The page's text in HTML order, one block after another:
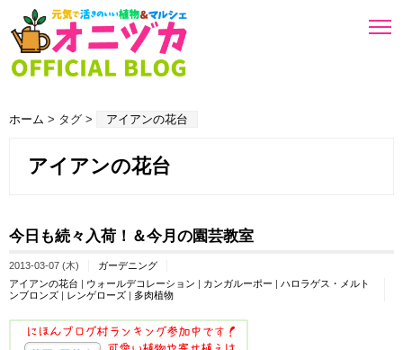
ホーム > タグ > アイアンの花台
アイアンの花台
今日も続々入荷！＆今月の園芸教室
2013-03-07 (木)
ガーデニング
アイアンの花台 | ウォールデコレーション | カンガルーポー | ハロラゲス・メルト
ンブロンズ | レンゲローズ | 多肉植物